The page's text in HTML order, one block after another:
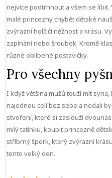
nejvíce podtrhnout a všem se líbit.
malé princezny chybět dětské
zvýrazní holčičí něžnost a krásu.
zapínání nebo šroubek. Kromě
různé oblíbené postavičky.
Pro všechny
I když většina mužů touží mít
najednou celí bez sebe a nedali
stvoření, které si zaslouží
milý tatínku, koupit princezně
stříbrný šperk, který zvýrazní
tento velký den.